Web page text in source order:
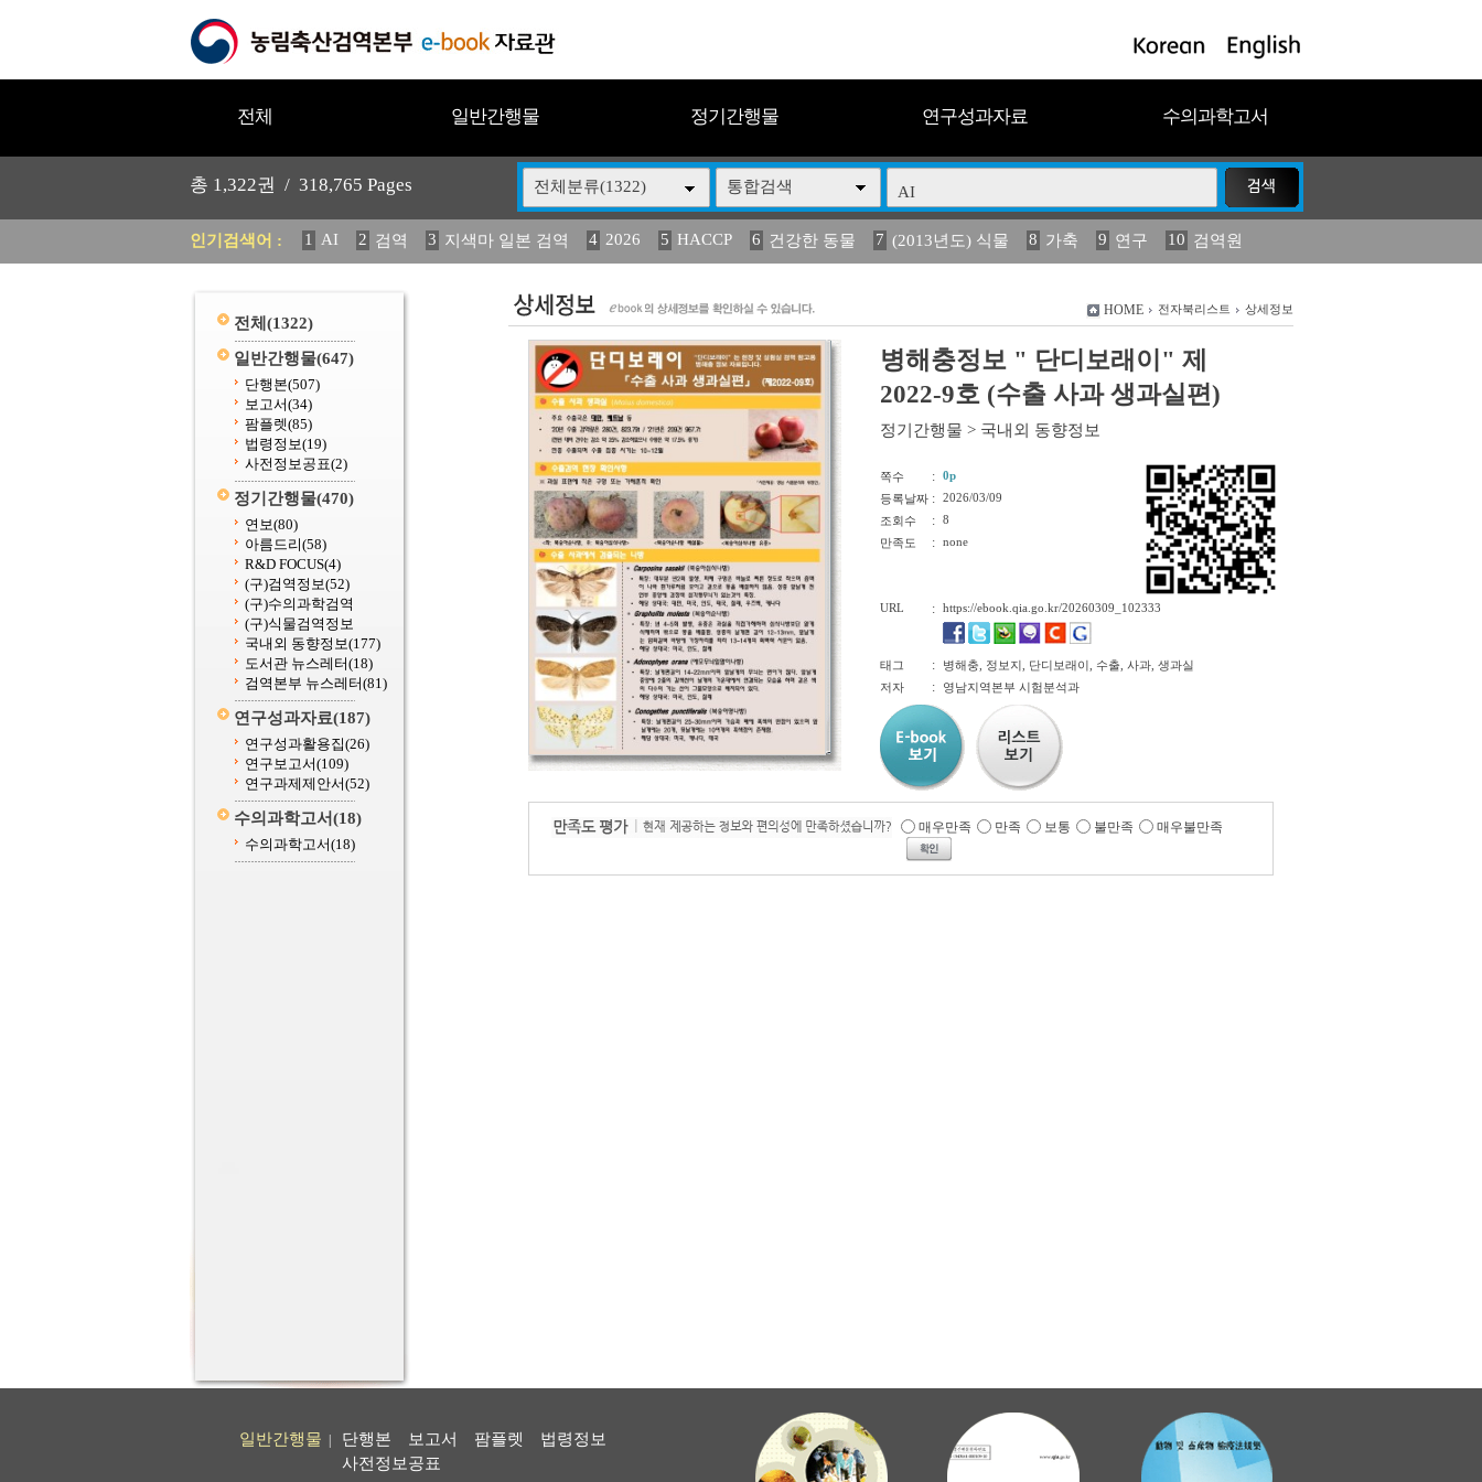
전체 일반간행물 정기간행물 연구성과자료 수의과학고서
총 1,322권 / 318,765 Pages 전체분류(1322) 통합검색
인기검색어 : 1 AI 2 검역 3 지색마 일본 검역 4 2026 5 HACCP 6 건강한 동물 7 (2013년도) 식물 8 가축 9 연구 10 검역원
11 2025 12 중독성 식물 도감 13 媛 異 14 (2013년도) 식 15 구제역 16 관리 17 연보 18 2023 19 농림수산
전체 (1322)
일반간행물(647)
단행본(507)
보고서(34)
팜플렛(85)
법령정보(19)
사전정보공표(2)
정기간행물(470)
연보(80)
아름드리(58)
R&D FOCUS(4)
(구)검역정보(52)
(구)수의과학검역
(구)식물검역정보
국내외 동향정보(177)
도서관 뉴스레터(18)
검역본부 뉴스레터(81)
연구성과자료(187)
연구성과활용집(26)
연구보고서(109)
연구과제제안서(52)
수의과학고서(18)
수의과학고서(18)
HOME 전자북리스트 상세정보
병해충정보 " 단디보래이" 제
2022-9호 (수출 사과 생과실편)
정기간행물 > 국내외 동향정보
쪽수 :
0p
등록날짜 :
2026/03/09
조회수
:
8
만족도
: none
URL : https://ebook.qia.go.kr/20260309_102333
태그 :
병해충, 정보지, 단디보래이, 수출, 사과, 생과실
저자
: 영남지역본부 시험분석과
매우만족 만족 보통 불만족 매우불만족
일반간행물 단행본 보고서 팜플렛
법령정보
사전정보공표